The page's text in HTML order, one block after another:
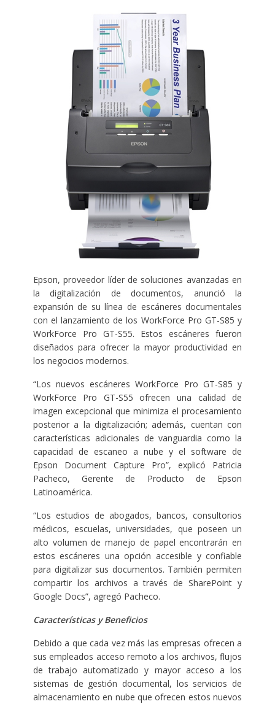
Epson, proveedor líder de soluciones avanzadas en
la digitalización de documentos, anunció la
expansión de su línea de escáneres documentales
con el lanzamiento de los WorkForce Pro GT-S85 y
WorkForce Pro GT-S55. Estos escáneres fueron
diseñados para ofrecer la mayor productividad en
los negocios modernos.
“Los nuevos escáneres WorkForce Pro GT-S85 y
WorkForce Pro GT-S55 ofrecen una calidad de
imagen excepcional que minimiza el procesamiento
posterior a la digitalización; además, cuentan con
características adicionales de vanguardia como la
capacidad de escaneo a nube y el software de
Epson Document Capture Pro”, explicó Patricia
Pacheco, Gerente de Producto de Epson
Latinoamérica.
“Los estudios de abogados, bancos, consultorios
médicos, escuelas, universidades, que poseen un
alto volumen de manejo de papel encontrarán en
estos escáneres una opción accesible y confiable
para digitalizar sus documentos. También permiten
compartir los archivos a través de SharePoint y
Google Docs”, agregó Pacheco.
Características y Beneficios
Debido a que cada vez más las empresas ofrecen a
sus empleados acceso remoto a los archivos, flujos
de trabajo automatizado y mayor acceso a los
sistemas de gestión documental, los servicios de
almacenamiento en nube que ofrecen estos nuevos